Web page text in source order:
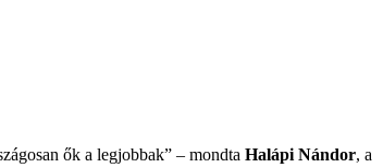
ők a legjobbak” – mondta Halápi Nándor, a